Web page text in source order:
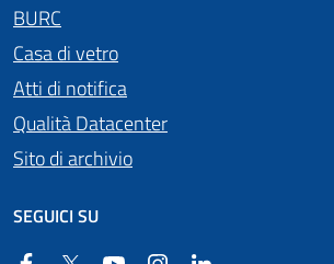
BURC
Casa di vetro
Atti di notifica
Qualità Datacenter
Sito di archivio
SEGUICI SU